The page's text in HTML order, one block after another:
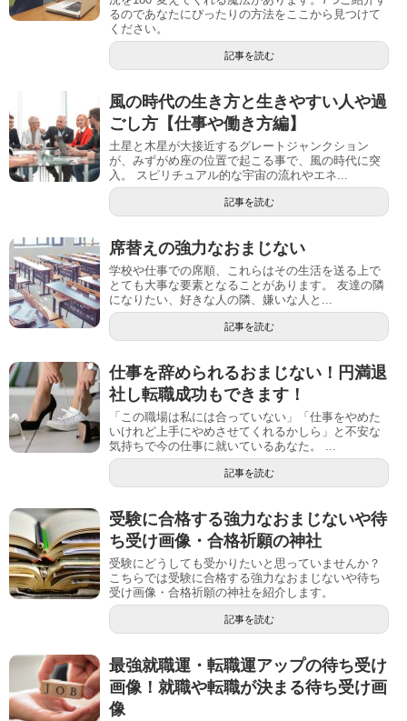
るのであなたにぴったりの方法をここから見つけて
ください。
記事を読む
風の時代の生き方と生きやすい人や過
ごし方【仕事や働き方編】
土星と木星が大接近するグレートジャンクション
が、みずがめ座の位置で起こる事で、風の時代に突
入。 スピリチュアル的な宇宙の流れやエネ...
記事を読む
席替えの強力なおまじない
学校や仕事での席順、これらはその生活を送る上で
とても大事な要素となることがあります。 友達の隣
になりたい、好きな人の隣、嫌いな人と...
記事を読む
仕事を辞められるおまじない！円満退
社し転職成功もできます！
「この職場は私には合っていない」「仕事をやめた
いけれど上手にやめさせてくれるかしら」と不安な
気持ちで今の仕事に就いているあなた。 ...
記事を読む
受験に合格する強力なおまじないや待
ち受け画像・合格祈願の神社
受験にどうしても受かりたいと思っていませんか？
こちらでは受験に合格する強力なおまじないや待ち
受け画像・合格祈願の神社を紹介します。
記事を読む
最強就職運・転職運アップの待ち受け
画像！就職や転職が決まる待ち受け画
像